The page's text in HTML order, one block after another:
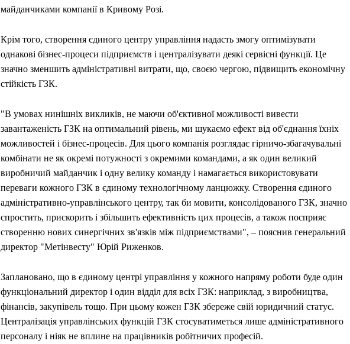
майданчиками компанії в Кривому Розі.
Крім того, створення єдиного центру управління надасть змогу оптимізувати
однакові бізнес-процеси підприємств і централізувати деякі сервісні функції. Це
значно зменшить адміністративні витрати, що, своєю чергою, підвищить економічну
стійкість ГЗК.
"В умовах нинішніх викликів, не маючи об'єктивної можливості вивести
завантаженість ГЗК на оптимальний рівень, ми шукаємо ефект від об'єднання їхніх
можливостей і бізнес-процесів. Для цього компанія розглядає гірничо-збагачувальні
комбінати не як окремі потужності з окремими командами, а як один великий
виробничий майданчик і одну велику команду і намагається використовувати
переваги кожного ГЗК в єдиному технологічному ланцюжку. Створення єдиного
адміністративно-управлінського центру, так би мовити, консолідованого ГЗК, значно
спростить, прискорить і збільшить ефективність цих процесів, а також посприяє
створенню нових синергічних зв'язків між підприємствами", – пояснив генеральний
директор "Метінвесту" Юрій Риженков.
Заплановано, що в єдиному центрі управління у кожного напряму роботи буде один
функціональний директор і один відділ для всіх ГЗК: наприклад, з виробництва,
фінансів, закупівель тощо. При цьому кожен ГЗК збереже свій юридичний статус.
Централізація управлінських функцій ГЗК стосуватиметься лише адміністративного
персоналу і ніяк не вплине на працівників робітничих професій.